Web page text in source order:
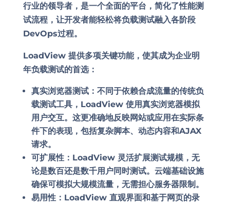
行业的领导者，是一个全面的平台，简化了性能测
试流程，让开发者能轻松将负载测试融入各阶段
DevOps过程。
LoadView 提供多项关键功能，使其成为企业明
年负载测试的首选：
真实浏览器测试： 不同于依赖合成流量的传统负
载测试工具，LoadView 使用真实浏览器模拟
用户交互。这更准确地反映网站或应用在实际条
件下的表现，包括复杂脚本、动态内容和AJAX
请求。
可扩展性： LoadView 灵活扩展测试规模，无
论是数百还是数千用户同时测试。云端基础设施
确保可模拟大规模流量，无需担心服务器限制。
易用性： LoadView 直观界面和基于网页的录